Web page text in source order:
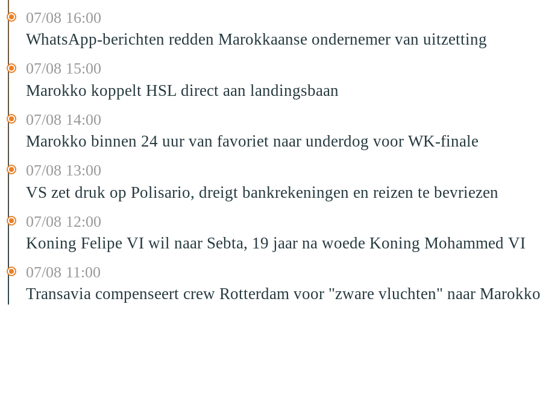
07/08 16:00
WhatsApp-berichten redden Marokkaanse ondernemer van uitzetting
07/08 15:00
Marokko koppelt HSL direct aan landingsbaan
07/08 14:00
Marokko binnen 24 uur van favoriet naar underdog voor WK-finale
07/08 13:00
VS zet druk op Polisario, dreigt bankrekeningen en reizen te bevriezen
07/08 12:00
Koning Felipe VI wil naar Sebta, 19 jaar na woede Koning Mohammed VI
07/08 11:00
Transavia compenseert crew Rotterdam voor "zware vluchten" naar Marokko